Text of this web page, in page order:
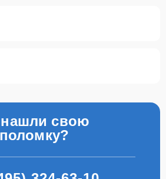
свою
поломку?